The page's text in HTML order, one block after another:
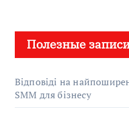
Полезные
Відповіді на
SMM для бізнесу